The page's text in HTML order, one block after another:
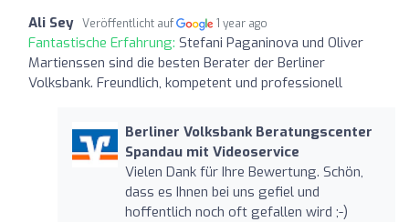
Ali Sey Veröffentlicht auf 1 year ago
Fantastische Erfahrung: Stefani Paganinova und Oliver
Martienssen sind die besten Berater der Berliner
Volksbank. Freundlich, kompetent und professionell
Berliner Volksbank Beratungscenter
Spandau mit Videoservice
Vielen Dank für Ihre Bewertung. Schön,
dass es Ihnen bei uns gefiel und
hoffentlich noch oft gefallen wird ;-)